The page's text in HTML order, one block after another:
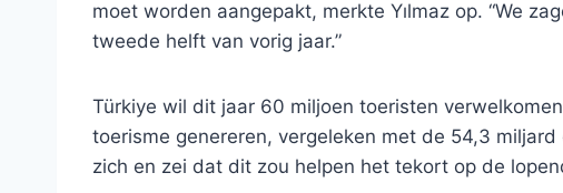
moet worden aangepakt, merkte Yılmaz op. “We
tweede helft van vorig jaar.”
Türkiye wil dit jaar 60 miljoen toeristen
toerisme genereren, vergeleken met de 54,3
zich en zei dat dit zou helpen het tekort op de